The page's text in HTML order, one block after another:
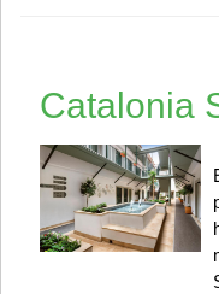
Catalonia